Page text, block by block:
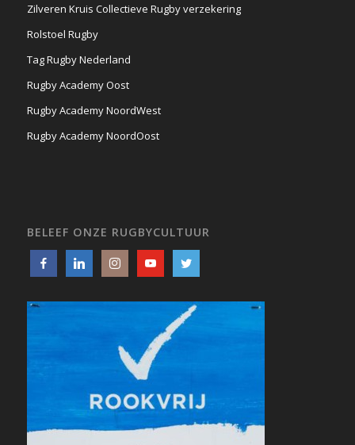
Zilveren Kruis Collectieve Rugby verzekering
Rolstoel Rugby
Tag Rugby Nederland
Rugby Academy Oost
Rugby Academy NoordWest
Rugby Academy NoordOost
BELEEF ONZE RUGBYCULTUUR